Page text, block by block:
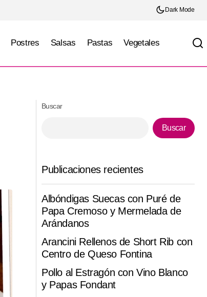
Dark Mode
Postres Salsas Pastas Vegetales
Buscar
Buscar
Publicaciones recientes
Albóndigas Suecas con Puré de
Papa Cremoso y Mermelada de
Arándanos
Arancini Rellenos de Short Rib con
Centro de Queso Fontina
Pollo al Estragón con Vino Blanco
y Papas Fondant